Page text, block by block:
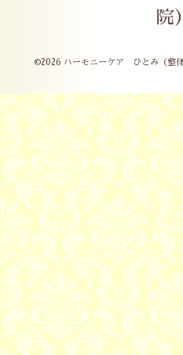
院）
©2026 ハーモニーケア ひとみ（整体